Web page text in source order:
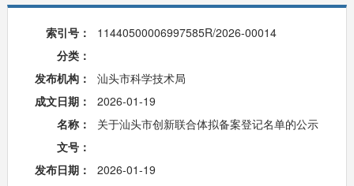
索引号：
11440500006997585R/2026-00014
分类：
发布机构：
汕头市科学技术局
成文日期：
2026-01-19
名称：
关于汕头市创新联合体拟备案登记名单的公示
文号：
发布日期：
2026-01-19